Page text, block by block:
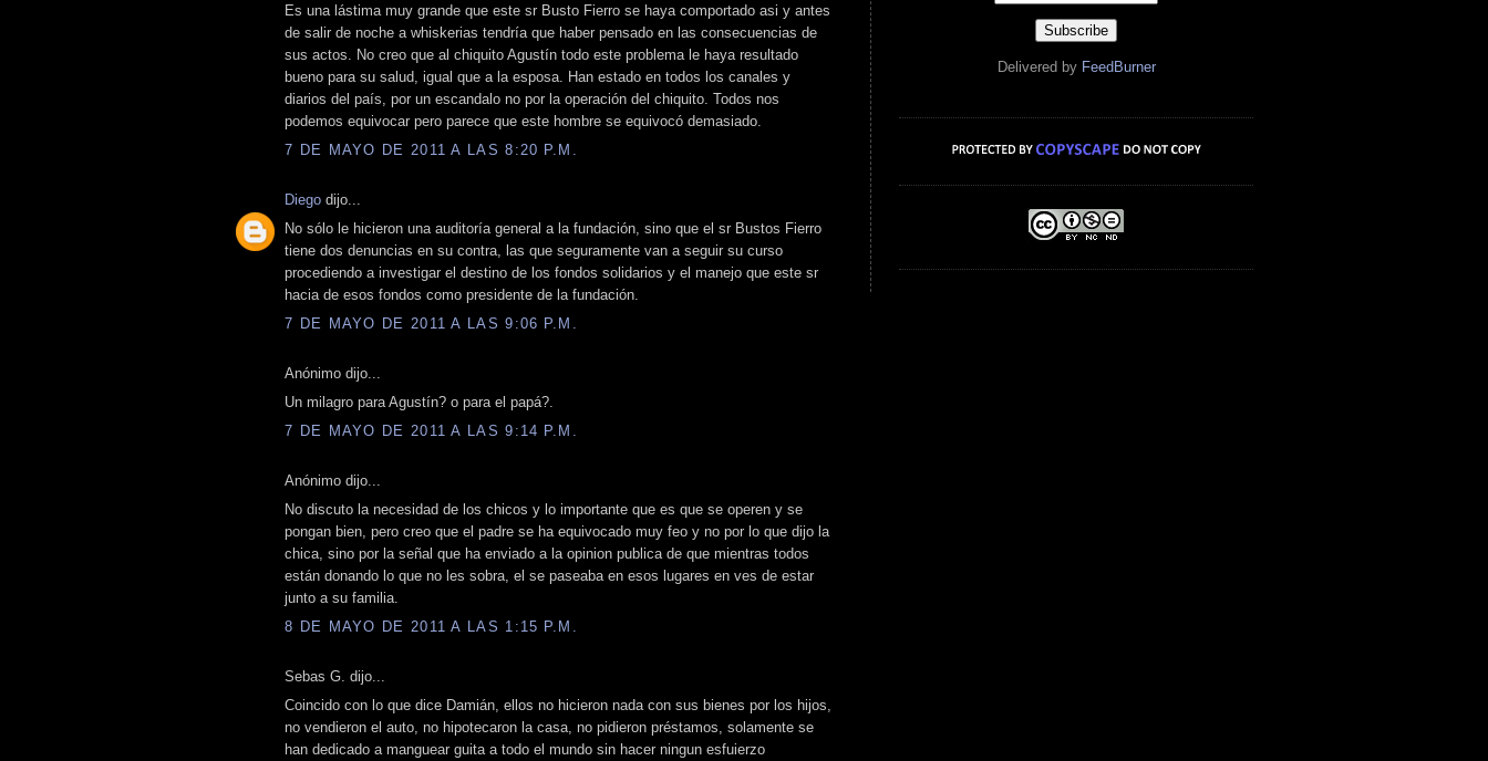
Es una lástima muy grande que este sr Busto Fierro se haya comportado asi y antes
de salir de noche a whiskerias tendría que haber pensado en las consecuencias de
sus actos. No creo que al chiquito Agustín todo este problema le haya resultado
bueno para su salud, igual que a la esposa. Han estado en todos los canales y
diarios del país, por un escandalo no por la operación del chiquito. Todos nos
podemos equivocar pero parece que este hombre se equivocó demasiado.
7 DE MAYO DE 2011 A LAS 8:20 P.M.
Diego dijo...
No sólo le hicieron una auditoría general a la fundación, sino que el sr Bustos Fierro
tiene dos denuncias en su contra, las que seguramente van a seguir su curso
procediendo a investigar el destino de los fondos solidarios y el manejo que este sr
hacia de esos fondos como presidente de la fundación.
7 DE MAYO DE 2011 A LAS 9:06 P.M.
Anónimo dijo...
Un milagro para Agustín? o para el papá?.
7 DE MAYO DE 2011 A LAS 9:14 P.M.
Anónimo dijo...
No discuto la necesidad de los chicos y lo importante que es que se operen y se
pongan bien, pero creo que el padre se ha equivocado muy feo y no por lo que dijo la
chica, sino por la señal que ha enviado a la opinion publica de que mientras todos
están donando lo que no les sobra, el se paseaba en esos lugares en ves de estar
junto a su familia.
8 DE MAYO DE 2011 A LAS 1:15 P.M.
Sebas G. dijo...
Coincido con lo que dice Damián, ellos no hicieron nada con sus bienes por los hijos,
no vendieron el auto, no hipotecaron la casa, no pidieron préstamos, solamente se
han dedicado a manguear guita a todo el mundo sin hacer ningun esfuierzo
Delivered by FeedBurner